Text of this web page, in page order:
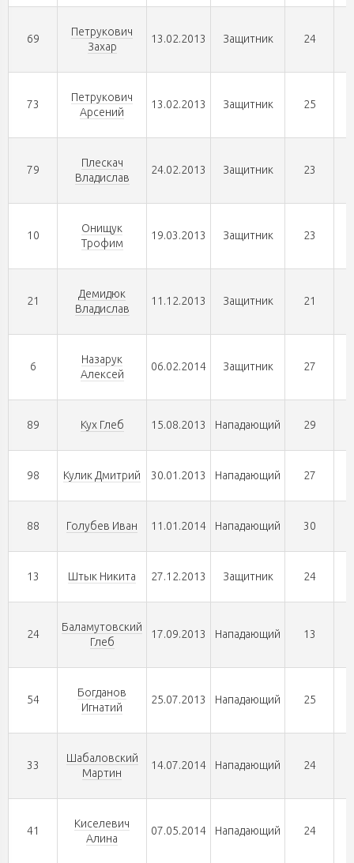
69
Петрукович
Захар
13.02.2013 Защитник 24
73
Петрукович
Арсений
13.02.2013 Защитник 25
79
Плескач
Владислав
24.02.2013 Защитник 23
10
Онищук
Трофим
19.03.2013 Защитник 23
21
Демидюк
Владислав
11.12.2013 Защитник 21
6
Назарук
Алексей
06.02.2014 Защитник 27
89 Кух Глеб 15.08.2013 Нападающий 29
98 Кулик Дмитрий 30.01.2013 Нападающий 27
88 Голубев Иван 11.01.2014 Нападающий 30
13 Штык Никита 27.12.2013 Защитник 24
24
Баламутовский
Глеб
17.09.2013 Нападающий 13
54
Богданов
Игнатий
25.07.2013 Нападающий 25
33
Шабаловский
Мартин
14.07.2014 Нападающий 24
41
Киселевич
Алина
07.05.2014 Нападающий 24